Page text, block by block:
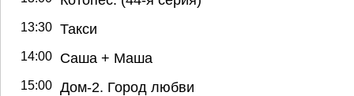
13:30 Такси
14:00 Саша + Маша
15:00 Дом-2. Город любви